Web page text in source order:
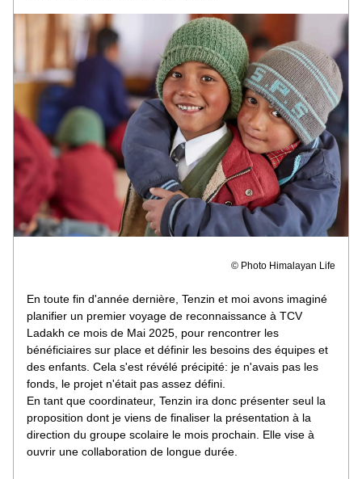
© Photo Himalayan Life
En toute fin d'année dernière, Tenzin et moi avons imaginé
planifier un premier voyage de reconnaissance à TCV
Ladakh ce mois de Mai 2025, pour rencontrer les
bénéficiaires sur place et définir les besoins des équipes et
des enfants. Cela s'est révélé précipité: je n'avais pas les
fonds, le projet n'était pas assez défini.
En tant que coordinateur, Tenzin ira donc présenter seul la
proposition dont je viens de finaliser la présentation à la
direction du groupe scolaire le mois prochain. Elle vise à
ouvrir une collaboration de longue durée.